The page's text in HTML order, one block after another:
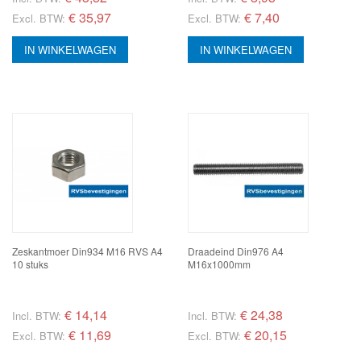
Excl. BTW: € 35,97
IN WINKELWAGEN
Excl. BTW: € 7,40
IN WINKELWAGEN
Zeskantmoer Din934 M16 RVS A4
10 stuks
Incl. BTW: € 14,14
Excl. BTW: € 11,69
Draadeind Din976 A4
M16x1000mm
Incl. BTW: €24,38
Excl. BTW: € 20,15